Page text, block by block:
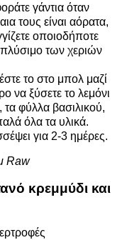
γάντια όταν
τους είναι αόρατα,
οποιοδήποτε
των χεριών
το στο μπολ μαζί
να ξύσετε το λεμόνι
φύλλα βασιλικού,
όλα τα υλικά.
για 2-3 ημέρες.
Raw
κρεμμύδι και